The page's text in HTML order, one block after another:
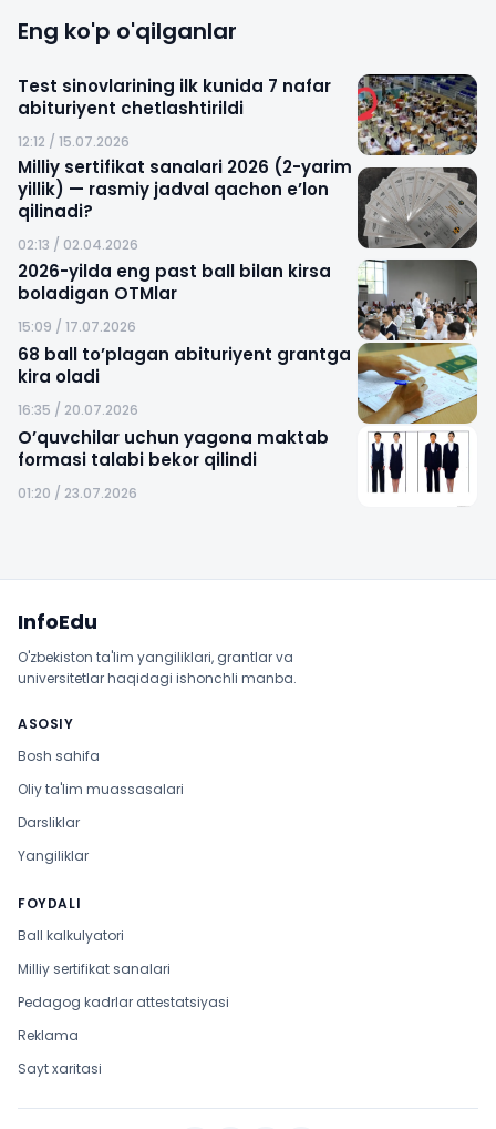
Eng ko'p o'qilganlar
Test sinovlarining ilk kunida 7 nafar
abituriyent chetlashtirildi
12:12 / 15.07.2026
Milliy sertifikat sanalari 2026 (2-yarim
yillik) — rasmiy jadval qachon e’lon
qilinadi?
02:13 / 02.04.2026
2026-yilda eng past ball bilan kirsa
boladigan OTMlar
15:09 / 17.07.2026
68 ball to’plagan abituriyent grantga
kira oladi
16:35 / 20.07.2026
O’quvchilar uchun yagona maktab
formasi talabi bekor qilindi
01:20 / 23.07.2026
InfoEdu
O'zbekiston ta'lim yangiliklari, grantlar va
universitetlar haqidagi ishonchli manba.
ASOSIY
Bosh sahifa
Oliy ta'lim muassasalari
Darsliklar
Yangiliklar
FOYDALI
Ball kalkulyatori
Milliy sertifikat sanalari
Pedagog kadrlar attestatsiyasi
Reklama
Sayt xaritasi